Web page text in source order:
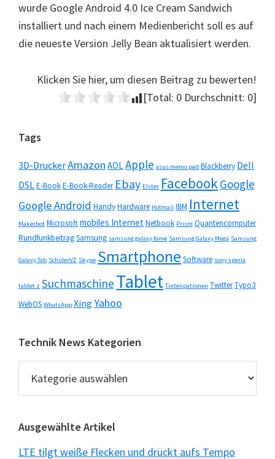
wurde Google Android 4.0 Ice Cream Sandwich
installiert und nach einem Medienbericht soll es auf
die neueste Version Jelly Bean aktualisiert werden.
Klicken Sie hier, um diesen Beitrag zu bewerten!
[Total: 0 Durchschnitt: 0]
Seitenspalte
Tags
3D-DruckerAmazon AOLApple asus memo pad Blackberry Dell
DSLE-BookE-Book-Reader Ebay Elster FacebookGoogle
Google Android HandyHardware Hotmail IBM Internet
Makerbot Microsoftmobiles InternetNetbook Prism Quantencomputer
RundfunkbeitragSamsung samsung galaxy fame Samsung Galaxy Mega Samsung
Galaxy Tab SchülerVZ Skype Smartphone Software sony xperia
tablet z Suchmaschine Tablet Tintenpatronen TwitterTypo3
WebOS WhatsApp XingYahoo
Technik News Kategorien
News
Kategorien
Ausgewählte Artikel
LTE tilgt weiße Flecken und drückt aufs Tempo